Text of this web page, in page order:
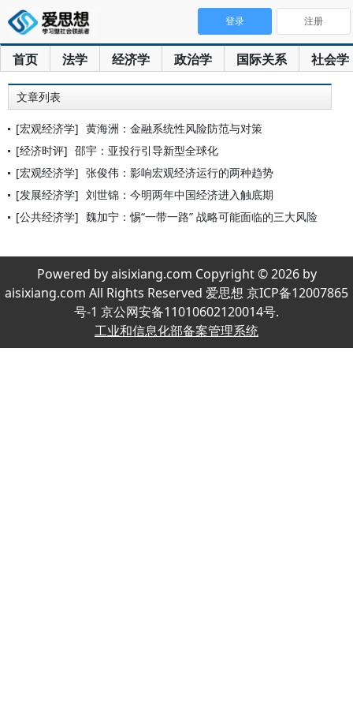
首页 法学 经济学 政治学 国际关系 社会学
登录 注册
文章列表
[宏观经济学] 黄海洲：金融系统性风险防范与对策
[经济时评] 邵宇：亚投行引导新型全球化
[宏观经济学] 张俊伟：影响宏观经济运行的两种趋势
[发展经济学] 刘世锦：今明两年中国经济进入触底期
[公共经济学] 魏加宁：惕“一带一路” 战略可能面临的三大风险
Powered by aisixiang.com Copyright © 2026 by
aisixiang.com All Rights Reserved 爱思想 京ICP备12007865
号-1 京公网安备11010602120014号.
工业和信息化部备案管理系统